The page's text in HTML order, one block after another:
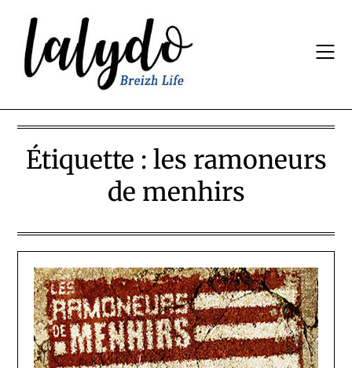
content
Étiquette : les ramoneurs
de menhirs